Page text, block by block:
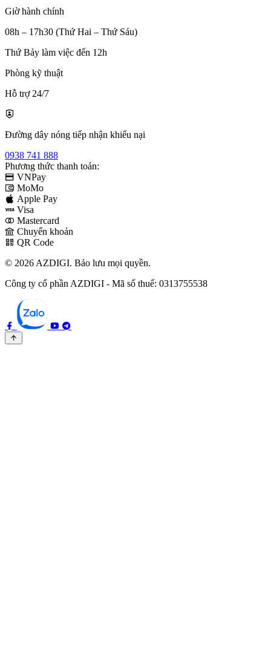
Giờ hành chính
08h – 17h30 (Thứ Hai – Thứ Sáu)
Thứ Bảy làm việc đến 12h
Phòng kỹ thuật
Hỗ trợ 24/7
Đường dây nóng tiếp nhận khiếu nại
0938 741 888
Phương thức thanh toán:
VNPay
MoMo
Apple Pay
Visa
Mastercard
Chuyển khoản
QR Code
© 2026 AZDIGI. Bảo lưu mọi quyền.
Công ty cổ phần AZDIGI - Mã số thuế: 0313755538